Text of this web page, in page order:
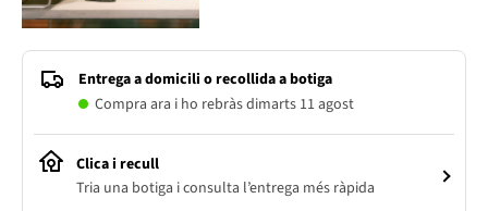
Entrega a domicili o recollida a botiga
Compra ara i ho rebràs dimarts 11 agost
Clica i recull
Tria una botiga i consulta l’entrega més ràpida